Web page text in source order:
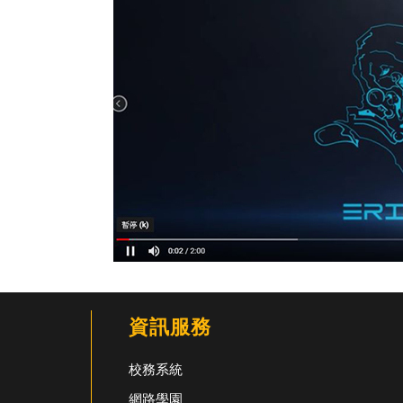
資訊服務
校務系統
網路學園